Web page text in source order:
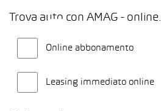
Trova auto con AMAG - online.
Online abbonamento
Leasing immediato online